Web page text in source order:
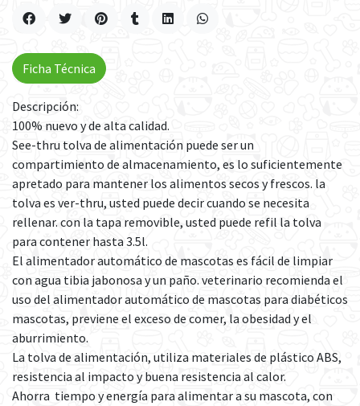
Descripción:
100% nuevo y de alta calidad.
See-thru tolva de alimentación puede ser un
compartimiento de almacenamiento, es lo suficientemente
apretado para mantener los alimentos secos y frescos. la
tolva es ver-thru, usted puede decir cuando se necesita
rellenar. con la tapa removible, usted puede refil la tolva
para contener hasta 3.5l.
El alimentador automático de mascotas es fácil de limpiar
con agua tibia jabonosa y un paño. veterinario recomienda el
uso del alimentador automático de mascotas para diabéticos
mascotas, previene el exceso de comer, la obesidad y el
aburrimiento.
La tolva de alimentación, utiliza materiales de plástico ABS,
resistencia al impacto y buena resistencia al calor.
Ahorra tiempo y energía para alimentar a su mascota, con
Ficha Técnica